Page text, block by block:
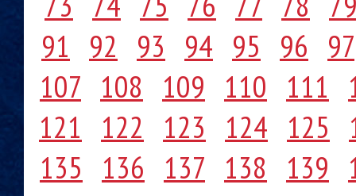
91 92 93 94 95 96 97
107 108 109 110 111
121 122 123 124 125
135 136 137 138 139